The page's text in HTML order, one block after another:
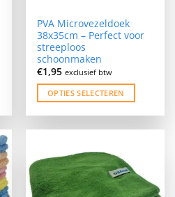
productpagina
PVA Microvezeldoek
38x35cm – Perfect voor
streeploos
schoonmaken
€1,95 exclusief btw
OPTIES SELECTEREN
meerdere
variaties.
Deze